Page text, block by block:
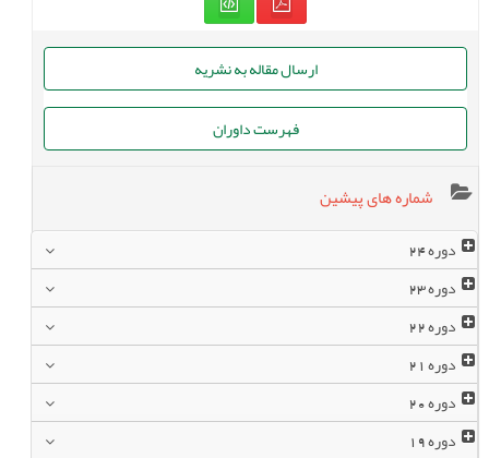
ارسال مقاله به نشریه
فهرست داوران
شماره های پیشین
دوره24
دوره23
دوره22
دوره21
دوره20
دوره19